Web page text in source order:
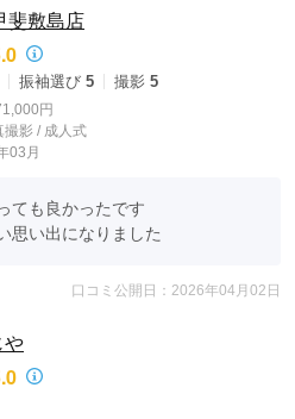
斐敷島店
振袖選び 5 撮影 5
円
撮影 / 成人式
03月
ても良かったです
思い出になりました
口コミ公開日：2026年04月02日